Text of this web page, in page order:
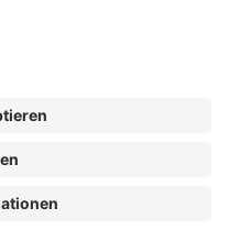
betreffen Regelungen
4. Hier wurden
der
sämtlicher Details ist
die Funktionsfähigkeit
für die